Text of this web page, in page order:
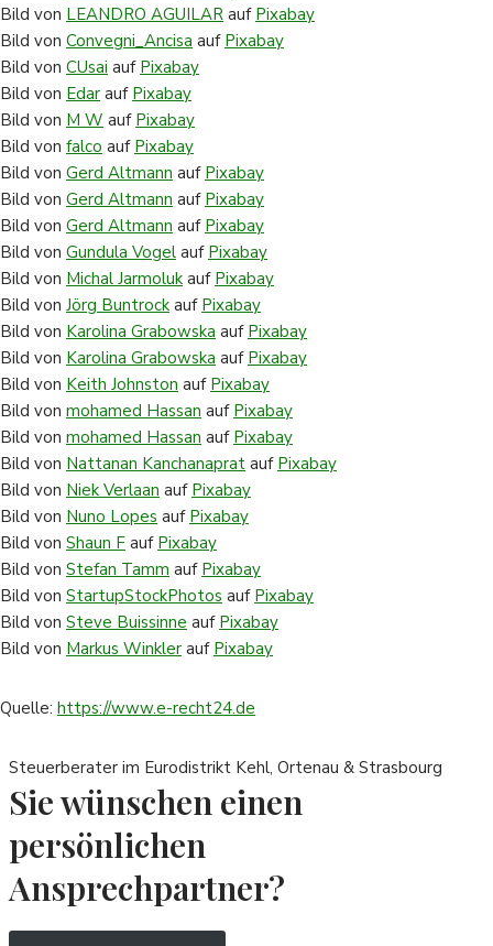
Bild von LEANDRO AGUILAR auf Pixabay
Bild von Convegni_Ancisa auf Pixabay
Bild von CUsai auf Pixabay
Bild von Edar auf Pixabay
Bild von M W auf Pixabay
Bild von falco auf Pixabay
Bild von Gerd Altmann auf Pixabay
Bild von Gerd Altmann auf Pixabay
Bild von Gerd Altmann auf Pixabay
Bild von Gundula Vogel auf Pixabay
Bild von Michal Jarmoluk auf Pixabay
Bild von Jörg Buntrock auf Pixabay
Bild von Karolina Grabowska auf Pixabay
Bild von Karolina Grabowska auf Pixabay
Bild von Keith Johnston auf Pixabay
Bild von mohamed Hassan auf Pixabay
Bild von mohamed Hassan auf Pixabay
Bild von Nattanan Kanchanaprat auf Pixabay
Bild von Niek Verlaan auf Pixabay
Bild von Nuno Lopes auf Pixabay
Bild von Shaun F auf Pixabay
Bild von Stefan Tamm auf Pixabay
Bild von StartupStockPhotos auf Pixabay
Bild von Steve Buissinne auf Pixabay
Bild von Markus Winkler auf Pixabay
Quelle: https://www.e-recht24.de
Steuerberater im Eurodistrikt Kehl, Ortenau & Strasbourg
Sie wünschen einen
persönlichen
Ansprechpartner?